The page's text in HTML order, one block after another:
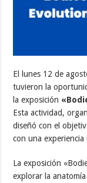
El lunes 12 de
tuvieron la
la exposición
Esta actividad,
diseñó con el
con una
La exposición
explorar la